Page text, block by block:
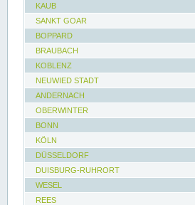
KAUB
SANKT GOAR
BOPPARD
BRAUBACH
KOBLENZ
NEUWIED STADT
ANDERNACH
OBERWINTER
BONN
KÖLN
DÜSSELDORF
DUISBURG-RUHRORT
WESEL
REES